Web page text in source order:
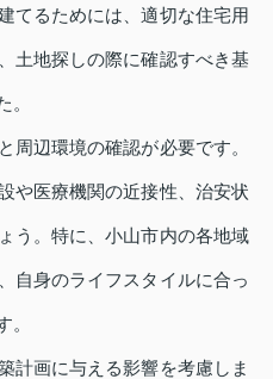
てるためには、適切な住宅用
土地探しの際に確認すべき基
。
周辺環境の確認が必要です。
や医療機関の近接性、治安状
う。特に、小山市内の各地域
自身のライフスタイルに合っ
。
計画に与える影響を考慮しま